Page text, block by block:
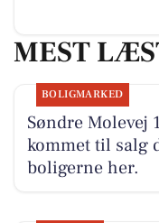
MEST
BOLIGMARKED
Søndre Molevej
kommet til salg
boligerne her.